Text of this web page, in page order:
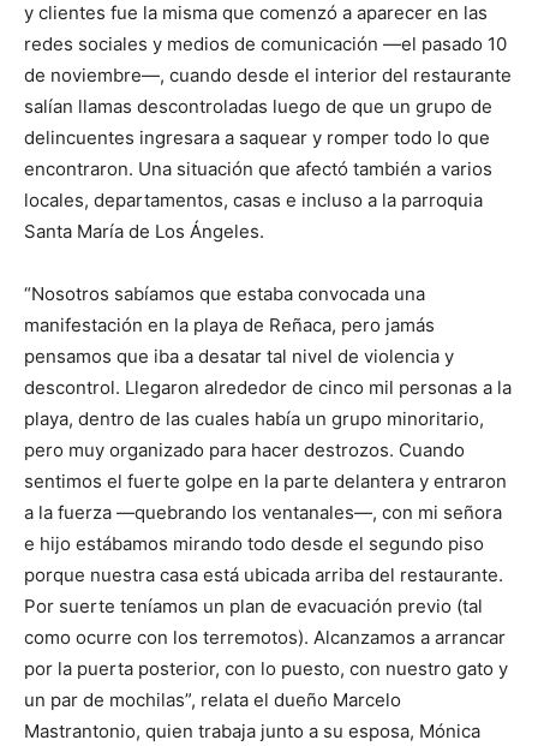
y clientes fue la misma que comenzó a aparecer en las
redes sociales y medios de comunicación —el pasado 10
de noviembre—, cuando desde el interior del restaurante
salían llamas descontroladas luego de que un grupo de
delincuentes ingresara a saquear y romper todo lo que
encontraron. Una situación que afectó también a varios
locales, departamentos, casas e incluso a la parroquia
Santa María de Los Ángeles.
“Nosotros sabíamos que estaba convocada una
manifestación en la playa de Reñaca, pero jamás
pensamos que iba a desatar tal nivel de violencia y
descontrol. Llegaron alrededor de cinco mil personas a la
playa, dentro de las cuales había un grupo minoritario,
pero muy organizado para hacer destrozos. Cuando
sentimos el fuerte golpe en la parte delantera y entraron
a la fuerza —quebrando los ventanales—, con mi señora
e hijo estábamos mirando todo desde el segundo piso
porque nuestra casa está ubicada arriba del restaurante.
Por suerte teníamos un plan de evacuación previo (tal
como ocurre con los terremotos). Alcanzamos a arrancar
por la puerta posterior, con lo puesto, con nuestro gato y
un par de mochilas”, relata el dueño Marcelo
Mastrantonio, quien trabaja junto a su esposa, Mónica